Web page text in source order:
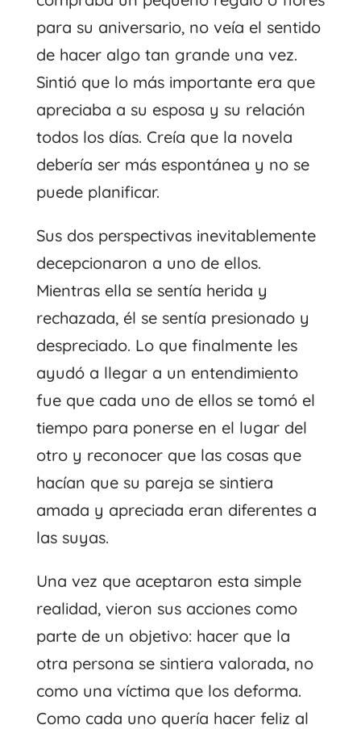
para su aniversario, no veía el sentido
de hacer algo tan grande una vez.
Sintió que lo más importante era que
apreciaba a su esposa y su relación
todos los días. Creía que la novela
debería ser más espontánea y no se
puede planificar.
Sus dos perspectivas inevitablemente
decepcionaron a uno de ellos.
Mientras ella se sentía herida y
rechazada, él se sentía presionado y
despreciado. Lo que finalmente les
ayudó a llegar a un entendimiento
fue que cada uno de ellos se tomó el
tiempo para ponerse en el lugar del
otro y reconocer que las cosas que
hacían que su pareja se sintiera
amada y apreciada eran diferentes a
las suyas.
Una vez que aceptaron esta simple
realidad, vieron sus acciones como
parte de un objetivo: hacer que la
otra persona se sintiera valorada, no
como una víctima que los deforma.
Como cada uno quería hacer feliz al